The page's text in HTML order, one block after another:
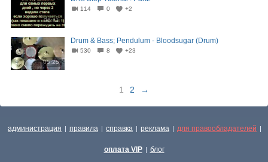
06:11
114 0 +2
05:25
Drum & Bass; Pendulum - Bloodsugar (Drum)
530 8 +23
1 2 →
администрация | правила | справка | реклама | для правообладателей |
оплата VIP | блог